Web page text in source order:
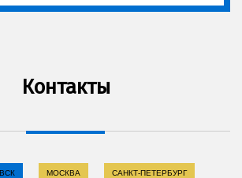
Контакты
МОСКВА САНКТ-ПЕТЕРБУРГ